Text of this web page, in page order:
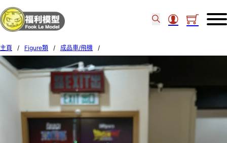
主頁 / Figure類 / 成品車/飛機
/
Tomica Premium No.42 Toyota MR2 SW20 25 set of 2pcs 95572/95573